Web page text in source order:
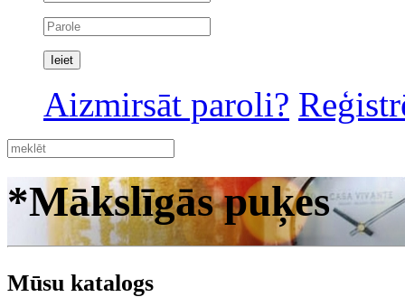
Aizmirsāt paroli?
*Mākslīgās puķes
Mūsu katalogs